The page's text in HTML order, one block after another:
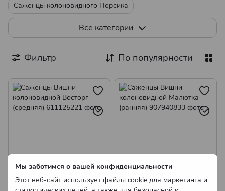
Мы заботимся о вашей конфиденциальности
Этот веб-сайт использует файлы cookie для маркетинга и
Саженцы колоновидного Персика
Саженцы колоновидной Черешни
Саженцы колоновидной Алычи
Саженцы колоновидной Вишни
Саженцы колоновидного Абрикоса
Все категории
Фильтр По популярности
Саженцы Вишни
Саженцы Вишни